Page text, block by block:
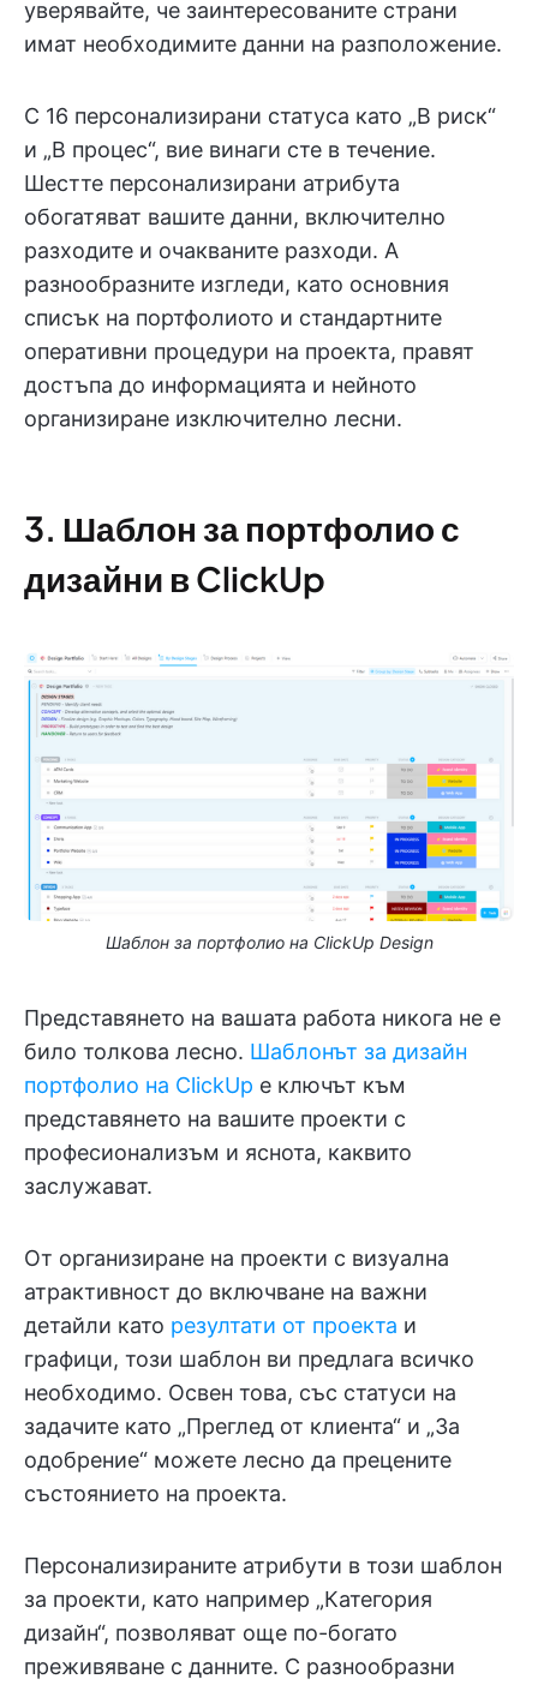
уверявайте, че заинтересованите страни
имат необходимите данни на разположение.
С 16 персонализирани статуса като „В риск“
и „В процес“, вие винаги сте в течение.
Шестте персонализирани атрибута
обогатяват вашите данни, включително
разходите и очакваните разходи. А
разнообразните изгледи, като основния
списък на портфолиото и стандартните
оперативни процедури на проекта, правят
достъпа до информацията и нейното
организиране изключително лесни.
3. Шаблон за портфолио с
дизайни в ClickUp
Шаблон за портфолио на ClickUp Design
Представянето на вашата работа никога не е
било толкова лесно. Шаблонът за дизайн
портфолио на ClickUp е ключът към
представянето на вашите проекти с
професионализъм и яснота, каквито
заслужават.
От организиране на проекти с визуална
атрактивност до включване на важни
детайли като резултати от проекта и
графици, този шаблон ви предлага всичко
необходимо. Освен това, със статуси на
задачите като „Преглед от клиента“ и „За
одобрение“ можете лесно да прецените
състоянието на проекта.
Персонализираните атрибути в този шаблон
за проекти, като например „Категория
дизайн“, позволяват още по-богато
преживяване с данните. С разнообразни